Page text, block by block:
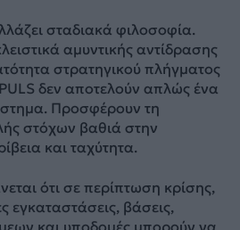
σταδιακά φιλοσοφία.
αμυντικής αντίδρασης
στρατηγικού πλήγματος
δεν αποτελούν απλώς ένα
Προσφέρουν τη
στόχων βαθιά στην
και ταχύτητα.
ότι σε περίπτωση κρίσης,
εγκαταστάσεις, βάσεις,
και υποδομές μπορούν να